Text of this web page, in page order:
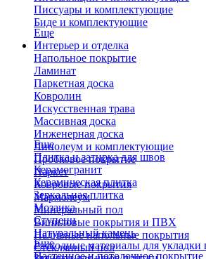
Писсуары и комплектующие
Биде и комплектующие
Еще
Интерьер и отделка
Напольное покрытие
Ламинат
Паркетная доска
Ковролин
Искусственная трава
Массивная доска
Инженерная доска
Линолеум и комплектующие
Пробковое покрытие
Паркет
Ковровые покрытия
Мармолеум
Минеральный пол
Виниловые покрытия и ПВХ
Наливные напольные покрытия
Стеклянный пол
Еще
Плитка и затирка для швов
Керамогранит
Керамическая плитка
Зеркальная плитка
Мозаика
Ступени
Натуральный камень
Расходные материалы для укладки
Еще
Настенное и потолочное покрытие